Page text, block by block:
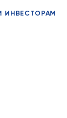
ИНВЕСТОРАМ